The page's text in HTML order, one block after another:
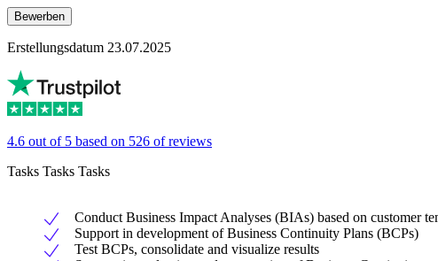
Bewerben
Erstellungsdatum 23.07.2025
4.6 out of 5 based on 526 of reviews
Tasks Tasks Tasks
Conduct Business Impact Analyses (BIAs) based on customer
Support in development of Business Continuity Plans (BCPs)
Test BCPs, consolidate and visualize results